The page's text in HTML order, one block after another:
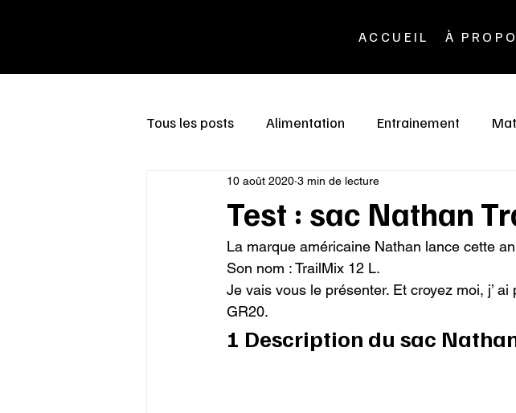
ACCUEIL À
Tous les posts Alimentation Entrainement
Test : sac Nathan
10 août 2020 3 min de lecture
La marque américaine Nathan lance cette
Son nom : TrailMix 12 L.
Je vais vous le présenter. Et croyez moi, j’
GR20.
1 Description du sac